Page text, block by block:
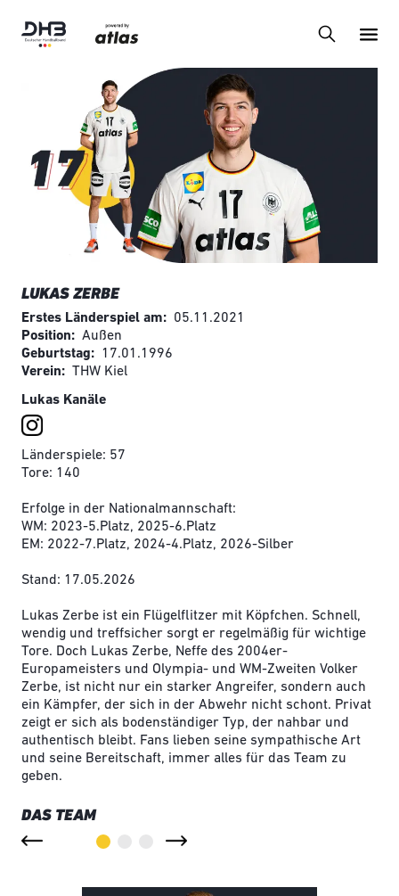
LUKAS ZERBE
Erstes Länderspiel am
05.11.2021
Position
Außen
Geburtstag
17.01.1996
Verein
THW Kiel
Lukas Kanäle
Länderspiele: 57
Tore: 140
Erfolge in der Nationalmannschaft:
WM: 2023-5.Platz, 2025-6.Platz
EM: 2022-7.Platz, 2024-4.Platz, 2026-Silber
Stand: 17.05.2026
Lukas Zerbe ist ein Flügelflitzer mit Köpfchen. Schnell,
wendig und treffsicher sorgt er regelmäßig für wichtige
Tore. Doch Lukas Zerbe, Neffe des 2004er-
Europameisters und Olympia- und WM-Zweiten Volker
Zerbe, ist nicht nur ein starker Angreifer, sondern auch
ein Kämpfer, der sich in der Abwehr nicht schont. Privat
zeigt er sich als bodenständiger Typ, der nahbar und
authentisch bleibt. Fans lieben seine sympathische Art
und seine Bereitschaft, immer alles für das Team zu
geben.
DAS TEAM